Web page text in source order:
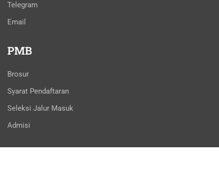
Telegram
Email
PMB
Brosur
Syarat Pendaftaran
Seleksi Jalur Masuk
Admisi